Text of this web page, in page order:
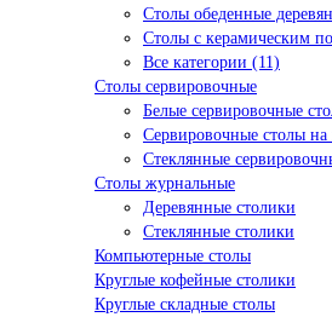
Столы обеденные
Столы с керамическим
Все категории (11)
Столы сервировочные
Белые сервировочные
Сервировочные столы на
Стеклянные
Столы журнальные
Деревянные столики
Стеклянные столики
Компьютерные столы
Круглые кофейные столики
Круглые складные столы